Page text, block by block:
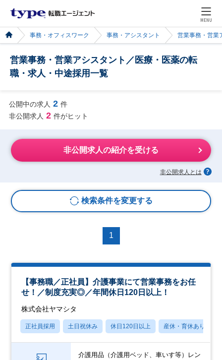
MENU
事務・オフィスワーク 事務・アシスタント 営業事務・営業
営業事務・営業アシスタント／医療・医薬の転
職・求人・中途採用一覧
公開中の求人 2 件
非公開求人 2 件がヒット
非公開求人の紹介を受ける
非公開求人とは
検索条件を変更する
1
【事務職／正社員】介護事業にて営業事務をお任
せ！／制度充実◎／年間休日120日以上！
株式会社ヤマシタ
正社員採用 土日祝休み 休日120日以上 産休・育休あり
介護用品（介護用ベッド、車いす等）レン